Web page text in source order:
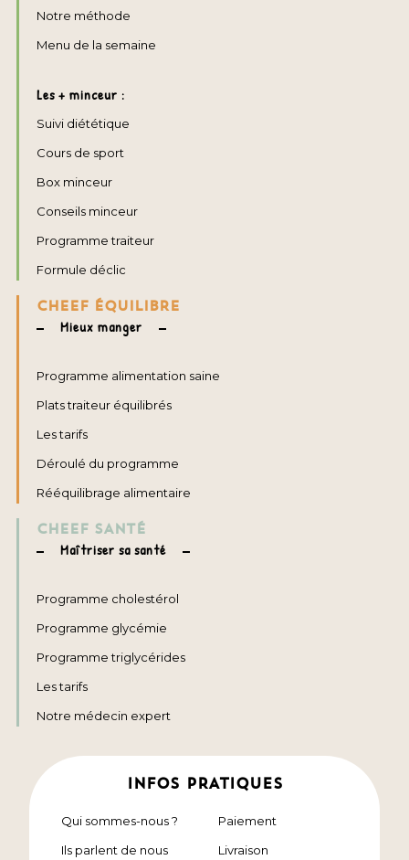
Notre méthode
Menu de la semaine
Les + minceur :
Suivi diététique
Cours de sport
Box minceur
Conseils minceur
Programme traiteur
Formule déclic
CHEEF ÉQUILIBRE
Mieux manger
Programme alimentation saine
Plats traiteur équilibrés
Les tarifs
Déroulé du programme
Rééquilibrage alimentaire
CHEEF SANTÉ
Maîtriser sa santé
Programme cholestérol
Programme glycémie
Programme triglycérides
Les tarifs
Notre médecin expert
INFOS PRATIQUES
Qui sommes-nous ?
Ils parlent de nous
Paiement
Livraison